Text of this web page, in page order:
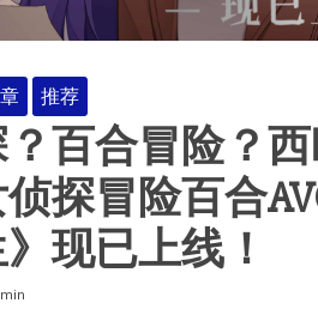
推荐
百合冒险？
探冒险百合
现已上线！